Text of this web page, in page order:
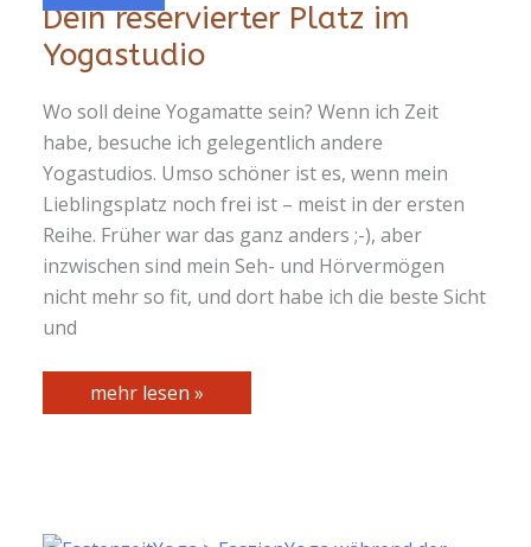
Dein reservierter Platz im
Yogastudio
Wo soll deine Yogamatte sein? Wenn ich Zeit
habe, besuche ich gelegentlich andere
Yogastudios. Umso schöner ist es, wenn mein
Lieblingsplatz noch frei ist – meist in der ersten
Reihe. Früher war das ganz anders ;-), aber
inzwischen sind mein Seh- und Hörvermögen
nicht mehr so fit, und dort habe ich die beste Sicht
und
Dein
reservierter
mehr lesen »